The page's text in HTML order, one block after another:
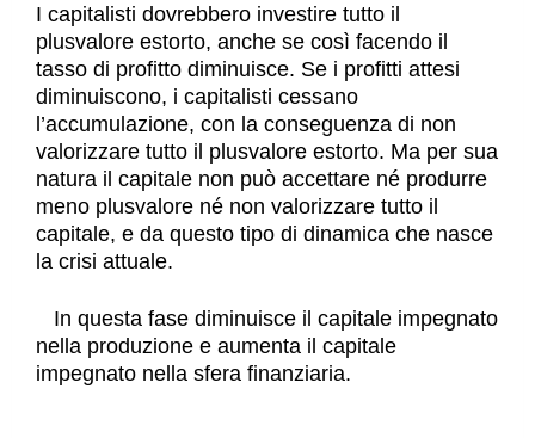
I capitalisti dovrebbero investire tutto il
plusvalore estorto, anche se così facendo il
tasso di profitto diminuisce. Se i profitti attesi
diminuiscono, i capitalisti cessano
l’accumulazione, con la conseguenza di non
valorizzare tutto il plusvalore estorto. Ma per sua
natura il capitale non può accettare né produrre
meno plusvalore né non valorizzare tutto il
capitale, e da questo tipo di dinamica che nasce
la crisi attuale.
In questa fase diminuisce il capitale impegnato
nella produzione e aumenta il capitale
impegnato nella sfera finanziaria.